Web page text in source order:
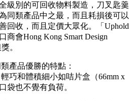
級別的可回收物料製造，刀叉匙羹
同類產品中之最，而且耗損後可以
回收，而且定價大眾化。「Uphold
商會Hong Kong Smart Design
。
產品優勝的特點：
巧和體積細小如咭片盒（66mm x
袋也不覺有負荷。